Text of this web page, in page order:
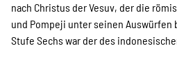
nach Christus der Vesuv, der die
und Pompeji unter seinen Auswürfen
Stufe Sechs war der des